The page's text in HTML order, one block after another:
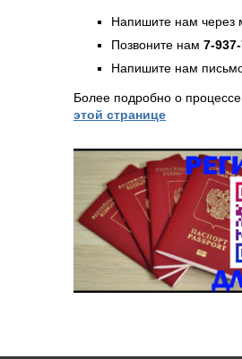
Напишите нам через
Позвоните нам 7-
Напишите нам
Более подробно о
этой странице